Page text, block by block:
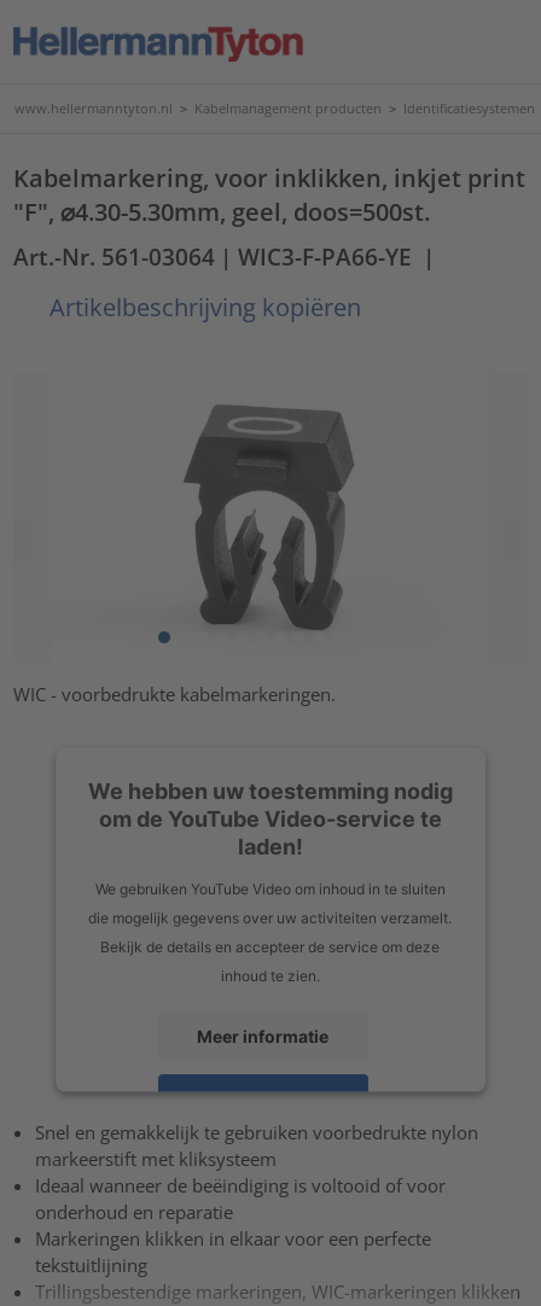
www.hellermanntyton.nl > Kabelmanagement producten > Identificatiesystemen
Kabelmarkering, voor inklikken, inkjet print
"F", ⌀4.30-5.30mm, geel, doos=500st.
Art.-Nr. 561-03064 | WIC3-F-PA66-YE |
Artikelbeschrijving kopiëren
WIC - voorbedrukte kabelmarkeringen.
We hebben uw toestemming nodig
om de YouTube Video-service te
laden!
We gebruiken YouTube Video om inhoud in te sluiten
die mogelijk gegevens over uw activiteiten verzamelt.
Bekijk de details en accepteer de service om deze
inhoud te zien.
Meer informatie
Accepteren
powered byUsercentrics Consent Management Platform
Snel en gemakkelijk te gebruiken voorbedrukte nylon
markeerstift met kliksysteem
Ideaal wanneer de beëindiging is voltooid of voor
onderhoud en reparatie
Markeringen klikken in elkaar voor een perfecte
tekstuitlijning
Trillingsbestendige markeringen, WIC-markeringen klikken